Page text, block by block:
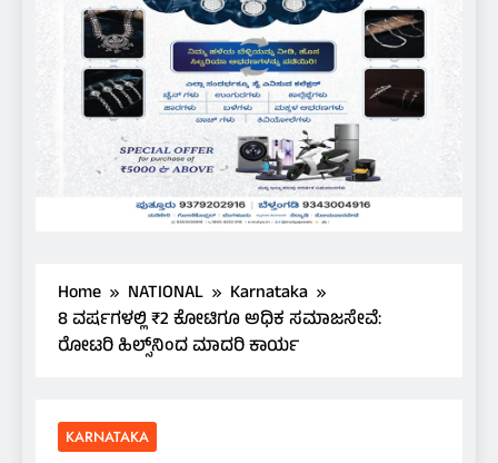
Home NATIONAL
Karnataka
8 ವರ್ಷಗಳಲ್ಲಿ ₹2 ಕೋಟಿಗೂ ಅಧಿಕ ಸಮಾಜಸೇವೆ:
ರೋಟರಿ ಹಿಲ್ಸ್‌ನಿಂದ ಮಾದರಿ ಕಾರ್ಯ
KARNATAKA